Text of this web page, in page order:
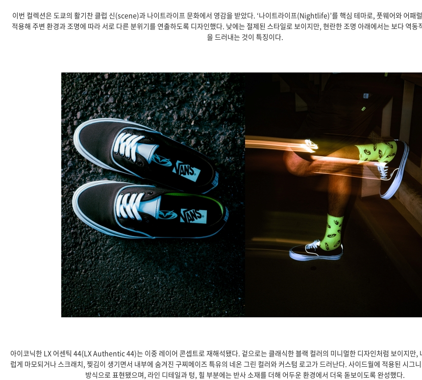
이번 컬렉션은 도쿄의 활기찬 클럽 신(scene)과 나이트라이프 문화에서 영감을 받았다. ‘나이트라이프(Nightlife)’를 핵심 테마로, 풋웨어와 어패
적용해 주변 환경과 조명에 따라 서로 다른 분위기를 연출하도록 디자인했다. 낮에는 절제된 스타일로 보이지만, 현란한 조명 아래에서는 보다 역동
을 드러내는 것이 특징이다.
아이코닉한 LX 어센틱 44(LX Authentic 44)는 이중 레이어 콘셉트로 재해석됐다. 겉으로는 클래식한 블랙 컬러의 미니멀한 디자인처럼 보이지만,
럽게 마모되거나 스크래치, 찢김이 생기면서 내부에 숨겨진 구찌메이즈 특유의 네온 그린 컬러와 커스텀 로고가 드러난다. 사이드월에 적용된 시그니
방식으로 표현됐으며, 라인 디테일과 텅, 힐 부분에는 반사 소재를 더해 어두운 환경에서 더욱 돋보이도록 완성했다.